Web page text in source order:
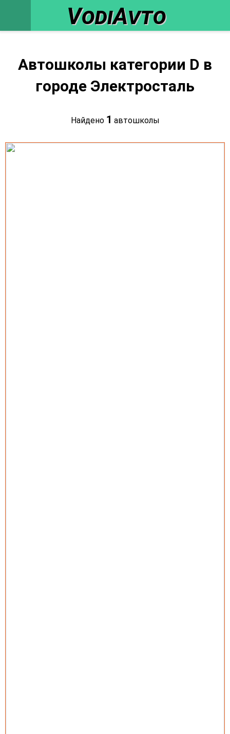
VodiAvto
Автошколы категории D в
городе Электросталь
Найдено 1 автошколы